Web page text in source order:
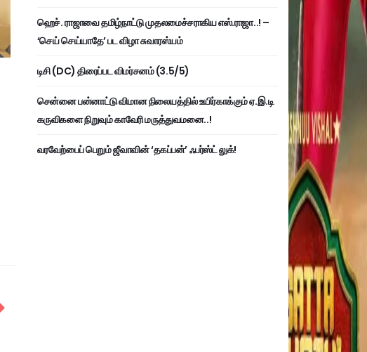
ஹெச். ராஜாவை தமிழ்நாட்டு முதலமைச்சராகிய எஸ்.ராஜா..! –
‘செய் செய்யாதே’ பட விழா சுவாரஸ்யம்
டிசி (DC) திரைப்பட விமர்சனம் (3.5/5)
சென்னை பன்னாட்டு விமான நிலையத்தில் உயிர்காக்கும் ஏ.இ.டி
கருவிகளை நிறுவும் காவேரி மருத்துவமனை..!
வரவேற்பைப் பெறும் ஜீவாவின் ‘தகப்பன்’ ஃபர்ஸ்ட் லுக்!